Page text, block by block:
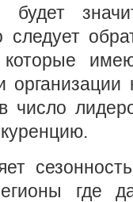
следует
число
где